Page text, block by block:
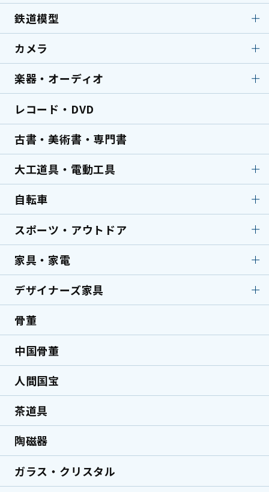
バーバリー
ブランドバッグ
グッチ
ブライス人形
テディベア
各種コレクション
古銭／コイン／硬貨
金貨／銀貨
切手
中国切手買取
パイプ
鉄道模型
鉄道模型
ミニカー
鉄道部品・サボ（行先
板）
カメラ
カメラ
レンズ
顕微鏡
楽器・オーディオ
楽器・オーディオ
ミキサー
ターンテーブル・レコー
ドプレーヤー
エレキギター
アコースティックギター
洋楽器
バイオリン
エフェクター
レコード・DVD
古書・美術書・専門書
大工道具・電動工具
大工道具・電動工具
墨壷
天然砥石
小刀・切出
美容師用はさみ
測定器
マルノコ
コンプレッサー
グラインダー／研磨機
ハンマードリル
草刈り機・刈払機
自転車
自転車
クロスバイク
電動アシスト自転車
折りたたみ自転車
マウンテンバイク
ピストバイク
スポーツ・アウトドア
スポーツ・アウトドア
弓道具
サーフボード
家具・家電
家具・家電
洗濯機
マッサージ機
エアコン
ミシン
デザイナーズ家具
デザイナーズ家具
海外ブランド家具
デザイナーズ家具
民芸家具
ミッドセンチュリー家
具
骨董
中国骨董
人間国宝
茶道具
陶磁器
ガラス・クリスタル